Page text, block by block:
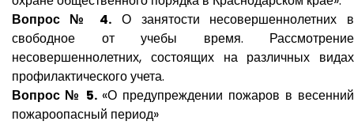
Вопрос № 4. О занятости несовершеннолетних в
свободное от учебы время. Рассмотрение
несовершеннолетних, состоящих на различных видах
профилактического учета.
Вопрос № 5. «О предупреждении пожаров в весенний
пожароопасный период»